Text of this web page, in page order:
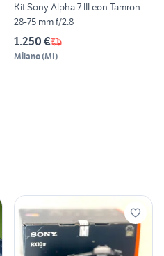
Kit Sony Alpha 7 III con Tamron
28-75 mm f/2.8
1.250 €
Milano(MI)